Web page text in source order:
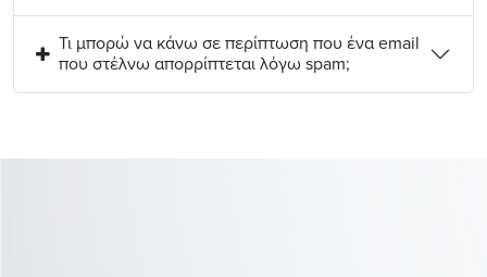
Τι μπορώ να κάνω σε περίπτωση που ένα email
που στέλνω απορρίπτεται λόγω spam;